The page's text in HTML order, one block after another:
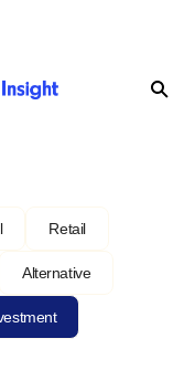
Retail
Alternative